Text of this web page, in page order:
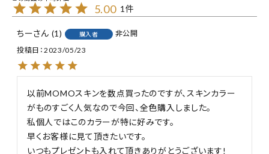
5.00 1
ちー 1 購入者
非公開
投稿日 2023/05/23
以前MOMOスキンを数点買ったのですが、スキンカラー
がものすごく人気なので今回、全色購入しました。
私個人ではこのカラーが特に好みです。
早くお客様に見て頂きたいです。
いつもプレゼントも入れて頂きありがとうございます!